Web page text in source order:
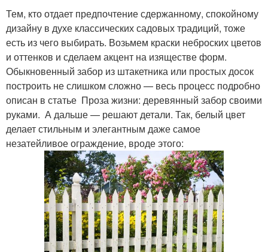
Тем, кто отдает предпочтение сдержанному, спокойному
дизайну в духе классических садовых традиций, тоже
есть из чего выбирать. Возьмем краски неброских цветов
и оттенков и сделаем акцент на изяществе форм.
Обыкновенный забор из штакетника или простых досок
построить не слишком сложно — весь процесс подробно
описан в статье Проза жизни: деревянный забор своими
руками. А дальше — решают детали. Так, белый цвет
делает стильным и элегантным даже самое
незатейливое ограждение, вроде этого: